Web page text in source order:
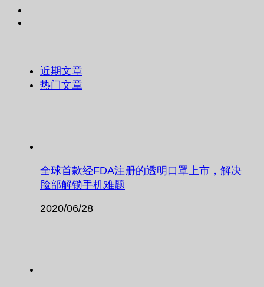
近期文章
热门文章
全球首款经FDA注册的透明口罩上市，解决
脸部解锁手机难题
2020/06/28